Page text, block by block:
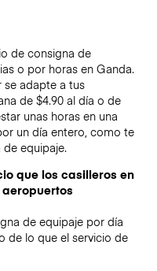
de consigna de
o por horas en Ganda.
se adapte a tus
de $4.90 al día o de
unas horas en una
un día entero, como te
equipaje.
que los casilleros en
de equipaje por día
de lo que el servicio de